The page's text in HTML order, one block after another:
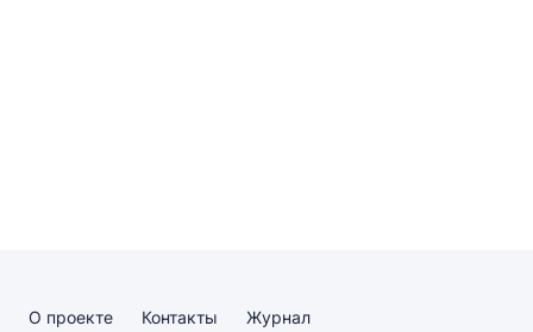
О проекте Контакты Журнал